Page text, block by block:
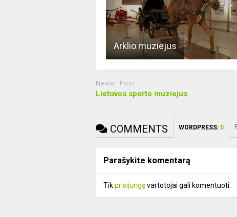
Arklio muziejus
Newer Post
Lietuvos sporto muziejus
COMMENTS WORDPRESS: 0
Parašykite komentarą
Tikprisijungęvartotojai gali komentuoti.